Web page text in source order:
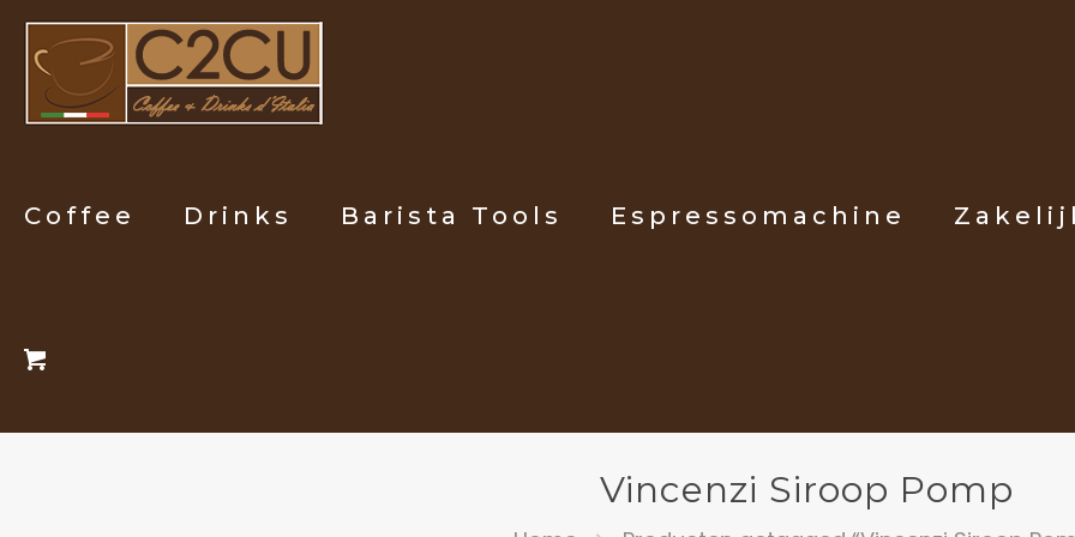
Coffee Drinks Barista Tools Espressomachine
Vincenzi Siroop Pomp